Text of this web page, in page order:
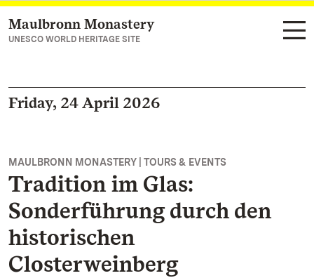
Navigate to main page
Maulbronn Monastery
UNESCO WORLD HERITAGE SITE
Friday, 24 April 2026
MAULBRONN MONASTERY | TOURS & EVENTS
Tradition im Glas:
Sonderführung durch den
historischen
Closterweinberg